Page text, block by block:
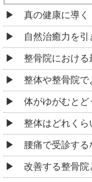
真の健康に導く
自然治癒力を
整骨院における
整体や整骨院で
体がゆがむとど
整体はどれくら
腰痛で受診する
改善する整骨院